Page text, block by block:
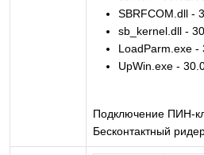
SBRFCOM.dll -
sb_kernel.dll -
LoadParm.exe -
UpWin.exe -
Подключение ПИН-
Бесконтактный